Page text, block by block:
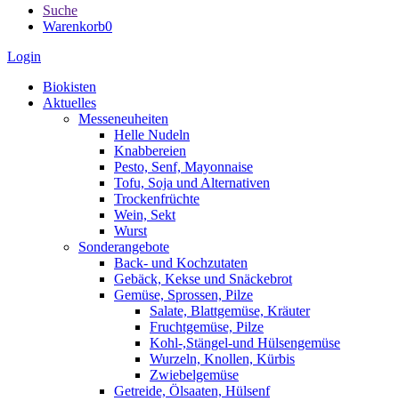
Suche
Warenkorb0
Login
Biokisten
Aktuelles
Messeneuheiten
Helle Nudeln
Knabbereien
Pesto, Senf, Mayonnaise
Tofu, Soja und Alternativen
Trockenfrüchte
Wein, Sekt
Wurst
Sonderangebote
Back- und Kochzutaten
Gebäck, Kekse und Snäckebrot
Gemüse, Sprossen, Pilze
Salate, Blattgemüse, Kräuter
Fruchtgemüse, Pilze
Kohl-,Stängel-und Hülsengemüse
Wurzeln, Knollen, Kürbis
Zwiebelgemüse
Getreide, Ölsaaten, Hülsenf